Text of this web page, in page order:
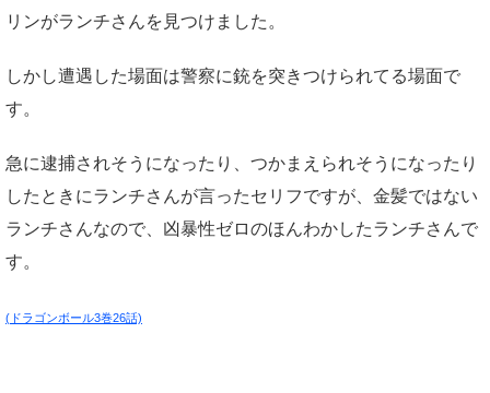
リンがランチさんを見つけました。
しかし遭遇した場面は警察に銃を突きつけられてる場面で
す。
急に逮捕されそうになったり、つかまえられそうになったり
したときにランチさんが言ったセリフですが、金髪ではない
ランチさんなので、凶暴性ゼロのほんわかしたランチさんで
す。
(ドラゴンボール3巻26話)